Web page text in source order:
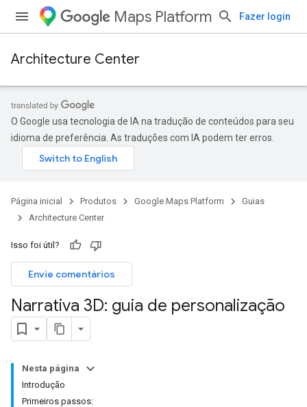
Maps Platform Fazer login
Architecture Center
O Google usa tecnologia de IA na tradução de conteúdos para seu
idioma de preferência. As traduções com IA podem ter erros.
Página inicial Produtos Google Maps Platform
Guias
Architecture Center
Isso foi útil?
Envie comentários
Narrativa 3D: guia de personalização
Nesta página
Introdução
Primeiros passos: